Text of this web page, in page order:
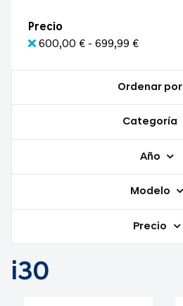
Precio
600,00 € - 699,99 €
Ordenar por
Categoría
Año
Modelo
Precio
i30